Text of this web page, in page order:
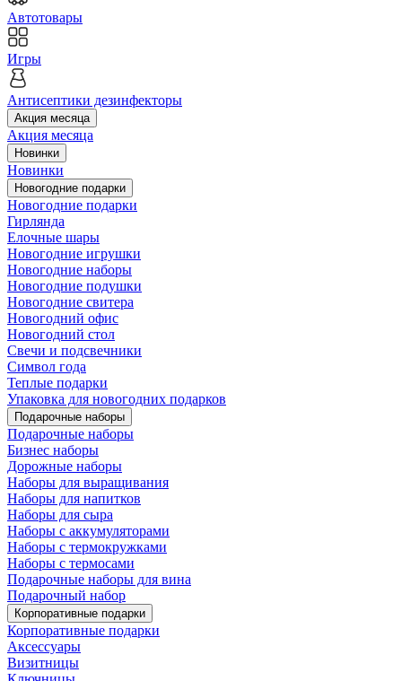
Автотовары
Игры
Антисептики дезинфекторы
Акция месяца
Акция месяца
Новинки
Новинки
Новогодние подарки
Новогодние подарки
Гирлянда
Елочные шары
Новогодние игрушки
Новогодние наборы
Новогодние подушки
Новогодние свитера
Новогодний офис
Новогодний стол
Свечи и подсвечники
Символ года
Теплые подарки
Упаковка для новогодних подарков
Подарочные наборы
Подарочные наборы
Бизнес наборы
Дорожные наборы
Наборы для выращивания
Наборы для напитков
Наборы для сыра
Наборы с аккумуляторами
Наборы с термокружками
Наборы с термосами
Подарочные наборы для вина
Подарочный набор
Корпоративные подарки
Корпоративные подарки
Аксессуары
Визитницы